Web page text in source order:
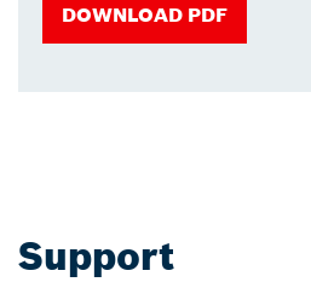
DOWNLOAD PDF
Support